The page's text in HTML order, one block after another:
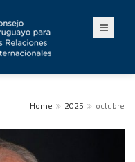
Home 2025 octubre